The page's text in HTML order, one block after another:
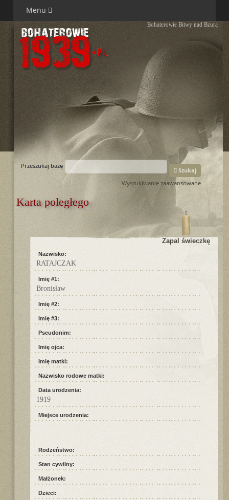
Menu
Bohaterowie Bitwy nad Bzurą
Przeszukaj bazę
Szukaj
Wyszukiwanie zaawansowane
Karta poległego
Zapal świeczkę
Nazwisko:
RATAJCZAK
Imię #1:
Bronisław
Imię #2:
Imię #3:
Pseudonim:
Imię ojca:
Imię matki:
Nazwisko rodowe matki:
Data urodzenia:
1919
Miejsce urodzenia:
Rodzeństwo:
Stan cywilny:
Małżonek:
Dzieci: